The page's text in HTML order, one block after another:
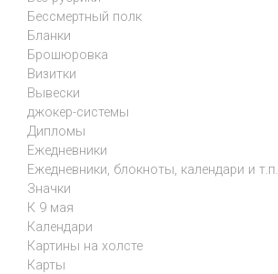
Бессмертный полк
Бланки
Брошюровка
Визитки
Вывески
джокер-системы
Дипломы
Ежедневники
Ежедневники, блокноты, календари и т.п.
Значки
К 9 мая
Календари
Картины на холсте
Карты